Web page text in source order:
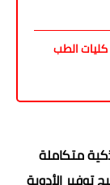
الطب
متكاملة